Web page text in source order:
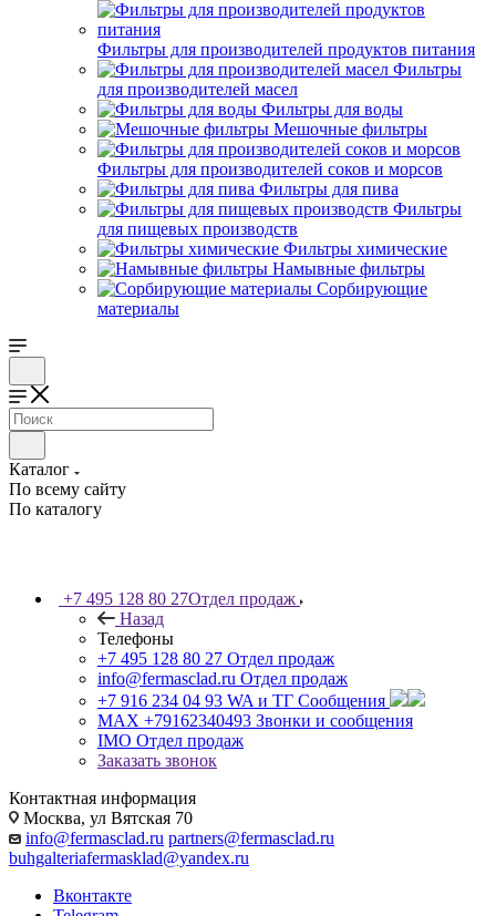
Фильтры для производителей продуктов питания
Фильтры
для производителей масел
Фильтры для воды
Мешочные фильтры
Фильтры для производителей соков и морсов
Фильтры для пива
Фильтры
для пищевых производств
Фильтры химические
Намывные фильтры
Сорбирующие
материалы
Каталог
По всему сайту
По каталогу
+7 495 128 80 27Отдел продаж
Назад
Телефоны
+7 495 128 80 27 Отдел продаж
info@fermasclad.ru Отдел продаж
+7 916 234 04 93 WA и ТГ Сообщения
MAX +79162340493 Звонки и сообщения
IMO Отдел продаж
Заказать звонок
Контактная информация
Москва, ул Вятская 70
info@fermasclad.ru partners@fermasclad.ru
buhgalteriafermasklad@yandex.ru
Вконтакте